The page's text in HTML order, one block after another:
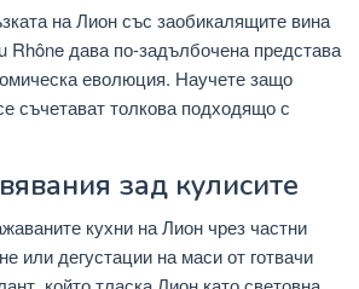
на Лион със заобикалящите вина
Rhône дава по-задълбочена представа
еволюция. Научете защо
съчетават толкова подходящо с
зад кулисите
кухни на Лион чрез частни
или дегустации на маси от готвачи